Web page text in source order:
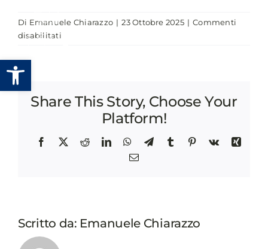
Apri la barra degli strumenti
contenuto
Di Emanuele Chiarazzo | 23 Ottobre 2025 | Commenti
disabilitatisu
CONTRATTI
Share This Story, Choose Your
Platform!
Facebook
X RedditLinkedInWhatsApp
TelegramTumblr Pinterest
Vk Xing
Email
Scritto da: Emanuele Chiarazzo